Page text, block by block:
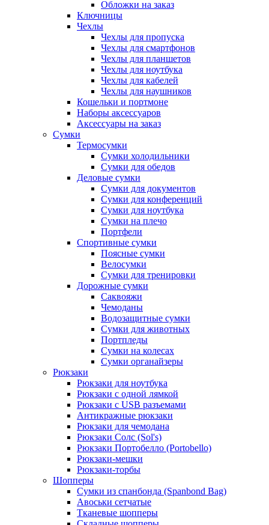
Обложки на заказ
Ключницы
Чехлы
Чехлы для пропуска
Чехлы для смартфонов
Чехлы для планшетов
Чехлы для ноутбука
Чехлы для кабелей
Чехлы для наушников
Кошельки и портмоне
Наборы аксессуаров
Аксессуары на заказ
Сумки
Термосумки
Сумки холодильники
Сумки для обедов
Деловые сумки
Сумки для документов
Сумки для конференций
Сумки для ноутбука
Сумки на плечо
Портфели
Спортивные сумки
Поясные сумки
Велосумки
Сумки для тренировки
Дорожные сумки
Саквояжи
Чемоданы
Водозащитные сумки
Сумки для животных
Портпледы
Сумки на колесах
Сумки органайзеры
Рюкзаки
Рюкзаки для ноутбука
Рюкзаки с одной лямкой
Рюкзаки с USB разъемами
Антикражные рюкзаки
Рюкзаки для чемодана
Рюкзаки Солс (Sol's)
Рюкзаки Портобелло (Portobello)
Рюкзаки-мешки
Рюкзаки-торбы
Шопперы
Сумки из спанбонда (Spanbond Bag)
Авоськи сетчатые
Тканевые шопперы